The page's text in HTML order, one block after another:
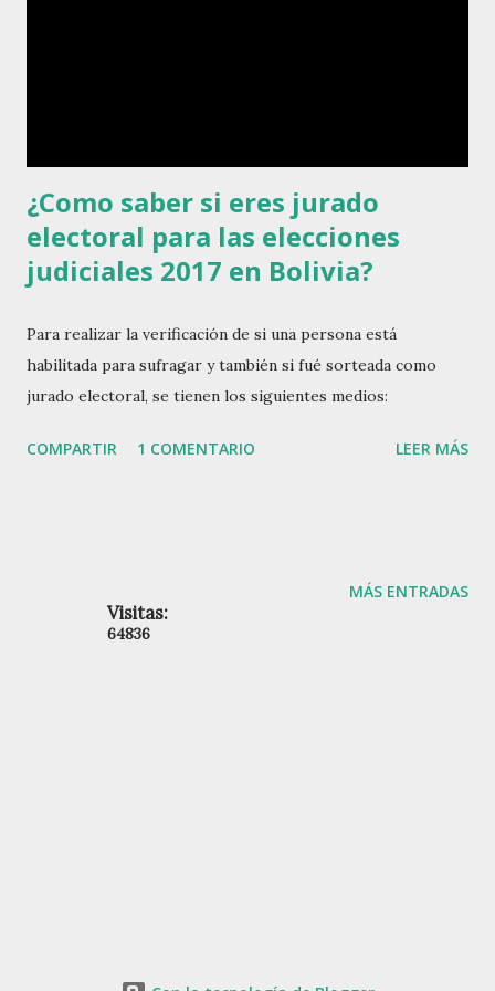
¿Como saber si eres jurado
electoral para las elecciones
judiciales 2017 en Bolivia?
Para realizar la verificación de si una persona está
habilitada para sufragar y también si fué sorteada como
jurado electoral, se tienen los siguientes medios:
COMPARTIR 1 COMENTARIO LEER MÁS
MÁS ENTRADAS
Visitas:
64836